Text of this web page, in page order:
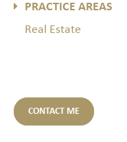
PRACTICE AREAS
Real Estate
CONTACT ME